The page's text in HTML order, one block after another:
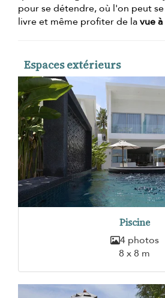
pour se détendre, où l'on peut
livre et même profiter de lavue
Espaces extérieurs
Piscine
4 photos
8 x 8 m